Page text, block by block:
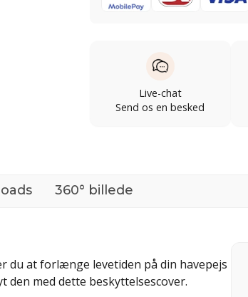
Live-chat
Send os en besked
360° billede
du at forlænge levetiden på din havepejs
den med dette beskyttelsescover.